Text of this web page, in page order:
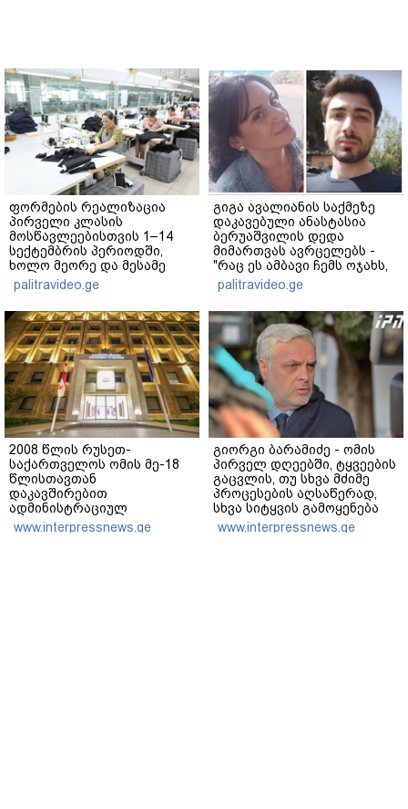
ფორმების რეალიზაცია
პირველი კლასის
მოსწავლეებისთვის 1–14
სექტემბრის პერიოდში,
ხოლო მეორე და მესამე
ეტაპებზე...
palitravideo.ge
გიგა ავალიანის საქმეზე
დაკავებული ანასტასია
ბერუაშვილის დედა
მიმართვას ავრცელებს -
"რაც ეს ამბავი ჩემს ოჯახს,
ჩემს ანასტასიას გადახდა
თავს, მის მერე მე მე არ
ვარ"
palitravideo.ge
2008 წლის რუსეთ-
საქართველოს ომის მე-18
წლისთავთან
დაკავშირებით
ადმინისტრაციულ
შენობებზე სახელმწიფო
დროშები დაეშვა
www.interpressnews.ge
გიორგი ბარამიძე - ომის
პირველ დღეებში, ტყვეების
გაცვლის, თუ სხვა მძიმე
პროცესების აღსაწერად,
სხვა სიტყვის გამოყენება
აჯობებდა - არასდროს
მითქვამს, რომ ჩვენები
www.interpressnews.ge